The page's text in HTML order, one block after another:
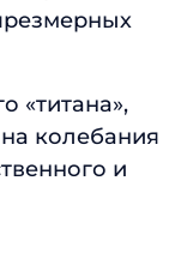
«титана»,
колебания
и